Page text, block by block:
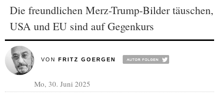
Die freundlichen Merz-Trump-Bilder täuschen,
USA und EU sind auf Gegenkurs
VON FRITZ GOERGEN
Mo, 30. Juni 2025